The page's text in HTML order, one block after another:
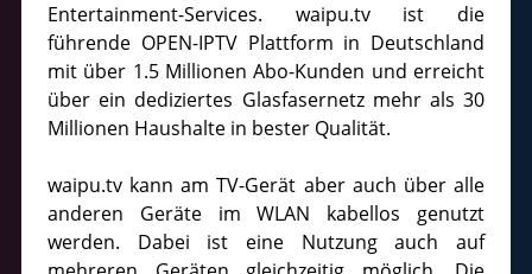
Entertainment-Services. waipu.tv ist die
führende OPEN-IPTV Plattform in Deutschland
mit über 1.5 Millionen Abo-Kunden und erreicht
über ein dediziertes Glasfasernetz mehr als 30
Millionen Haushalte in bester Qualität.
waipu.tv kann am TV-Gerät aber auch über alle
anderen Geräte im WLAN kabellos genutzt
werden. Dabei ist eine Nutzung auch auf